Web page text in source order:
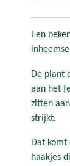
Een
De plant
aan het
zitten
strijkt.
Dat komt
haakjes